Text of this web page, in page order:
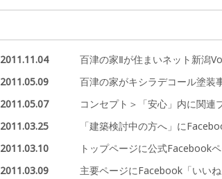
2011.11.04
百津の家Ⅱが住まいネット新潟
2011.05.09
百津の家がキシラデコール塗装
2011.05.07
コンセプト＞「安心」内に関連
2011.03.25
「建築検討中の方へ」に
2011.03.10
トップページに公式Facebook
2011.03.09
主要ページにFacebook「いい